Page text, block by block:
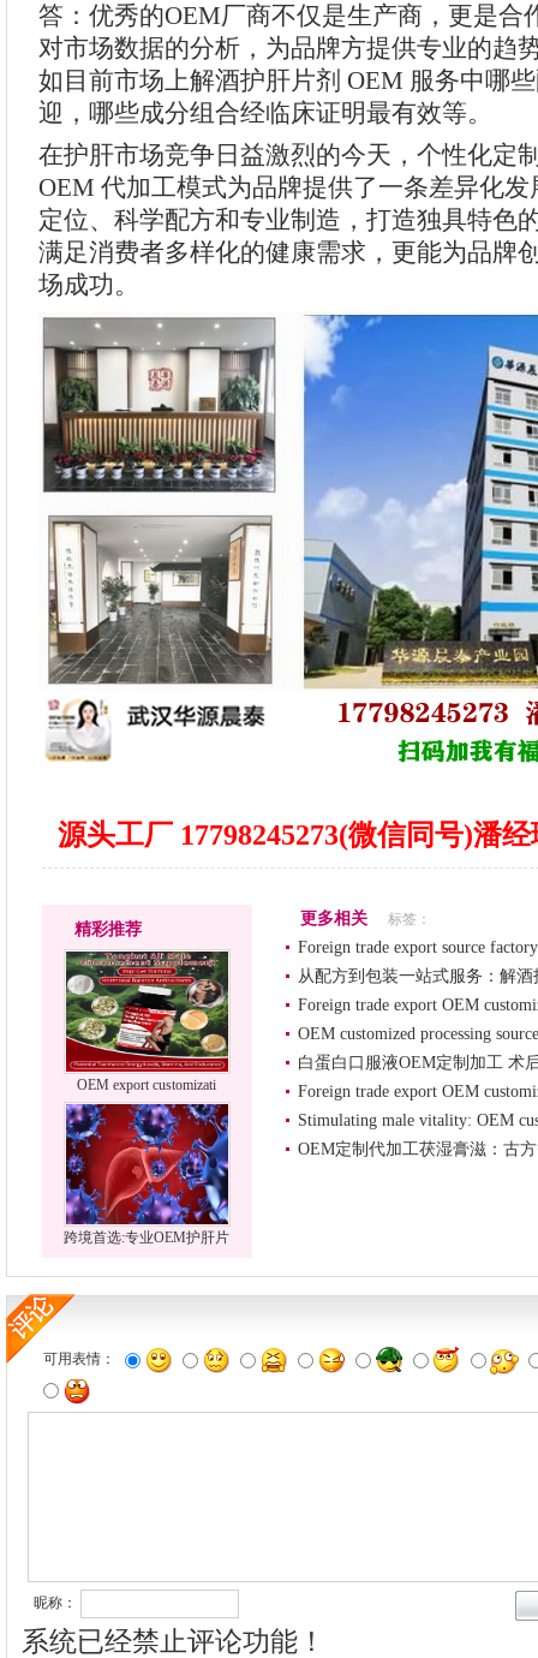
答：优秀的OEM厂商不仅是生产商，更是合
对市场数据的分析，为品牌方提供专业的趋
如目前市场上解酒护肝片剂 OEM 服务中哪
迎，哪些成分组合经临床证明最有效等。
在护肝市场竞争日益激烈的今天，个性化定
OEM 代加工模式为品牌提供了一条差异化
定位、科学配方和专业制造，打造独具特色
满足消费者多样化的健康需求，更能为品牌
场成功。
源头工厂 17798245273(微信同号)潘
精彩推荐
OEM export customizati
跨境首选:专业OEM护肝片
更多相关 标签：
Foreign trade export source
从配方到包装一站式服务：解
Foreign trade export OEM
OEM customized processing
白蛋白口服液OEM定制加工 术
Foreign trade export OEM
Stimulating male vitality: OEM
OEM定制代加工茯湿膏滋：古
可用表情：
昵称：
系统已经禁止评论功能！